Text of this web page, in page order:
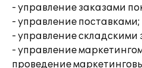
- управление заказами
- управление поставками;
- управление складскими
- управление
проведение